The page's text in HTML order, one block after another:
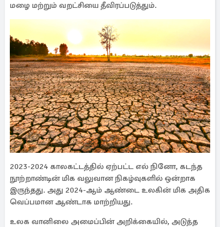
மழை மற்றும் வறட்சியை தீவிரப்படுத்தும்.
2023-2024 காலகட்டத்தில் ஏற்பட்ட எல் நினோ, கடந்த
நூற்றாண்டின் மிக வலுவான நிகழ்வுகளில் ஒன்றாக
இருந்தது. அது 2024-ஆம் ஆண்டை உலகின் மிக அதிக
வெப்பமான ஆண்டாக மாற்றியது.
உலக வானிலை அமைப்பின் அறிக்கையில், அடுத்த